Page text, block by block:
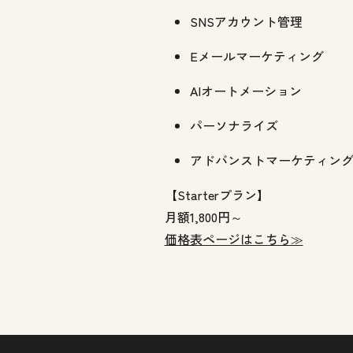
SNSアカウント管理
Eメールマーケティング
AIオートメーション
パーソナライズ
アドバンストマーケティン
【Starterプラン】
月額1,800円～
価格表ページはこちら≫